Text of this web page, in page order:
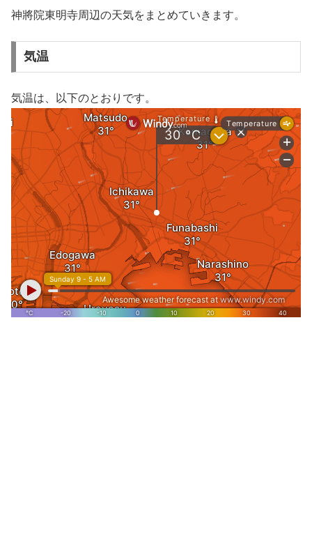
神將院東明寺周辺の天気をまとめていきます。
気温
気温は、以下のとおりです。